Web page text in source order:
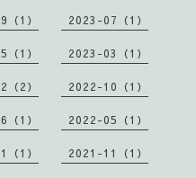
1） 2023-07（1）
1） 2023-03（1）
2） 2022-10（1）
1） 2022-05（1）
1） 2021-11（1）